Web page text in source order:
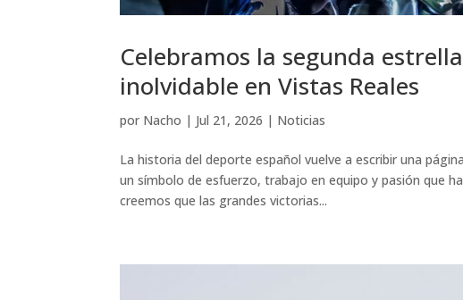
Celebramos la segunda
inolvidable en Vistas Reales
por Nacho | Jul 21, 2026 | Noticias
La historia del deporte español vuelve a escribir una
un símbolo de esfuerzo, trabajo en equipo y pasión que
creemos que las grandes victorias...